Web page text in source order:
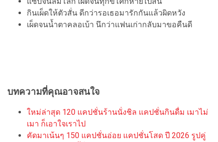
กินเผ็ดให้ตัวสั่น ดีกว่ารอเธอมารักกันแล้วผิดหวัง
เผ็ดจนน้ำตาคลอเบ้า นึกว่าแฟนเก่ากลับมาขอคืนดี
บทความที่คุณอาจสนใจ
ใหม่ล่าสุด 120 แคปชั่นร้านนั่งชิล แคปชั่นกินดื่ม เมาไม่
เมา ก็เอาใจเราไป
คัดมาเน้นๆ 150 แคปชั่นอ่อย แคปชั่นโสด ปี 2026 รูปคู่